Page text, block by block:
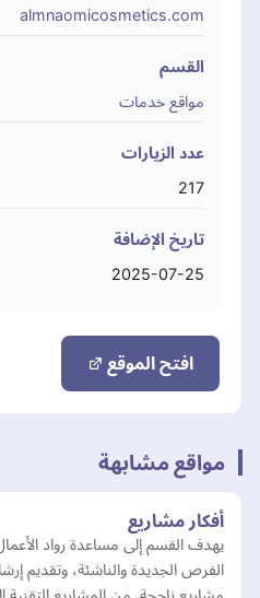
almnaomicosmetics.com
القسم
مواقع خدمات
عدد الزيارات
217
تاريخ الإضافة
2025-07-25
افتح الموقع
مواقع مشابهة
أفكار مشاريع
يهدف القسم إلى مساعدة رواد
الفرص الجديدة والناشئة، وتقديم